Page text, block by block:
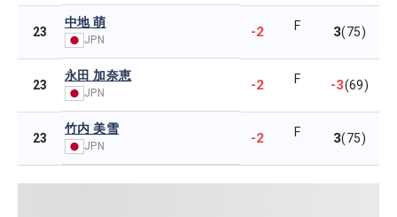
23
中地 萌
JPN -2 F 3(75)
23
永田 加奈恵
JPN -2 F -3(69)
23
竹内 美雪
JPN -2 F 3(75)